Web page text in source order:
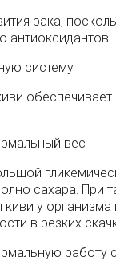
рака,
антиоксидантов.
систему
вес
сахара. При
киви у организма
в резких
работу